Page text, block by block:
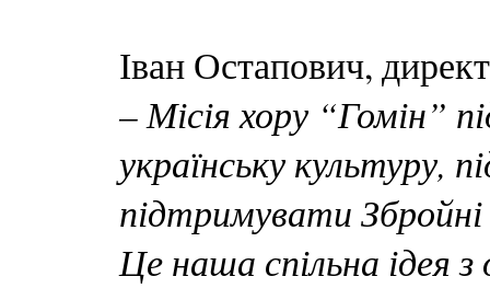
Іван Остапович,
– Місія хору “Гомін”
українську культуру,
підтримувати
Це наша спільна ідея